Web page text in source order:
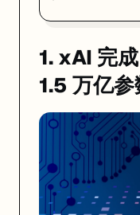
1. xAI 完
1.5 万亿